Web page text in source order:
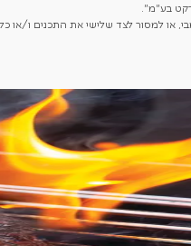
בע"מ".
או למסור לצד שלישי את התכנים ו/